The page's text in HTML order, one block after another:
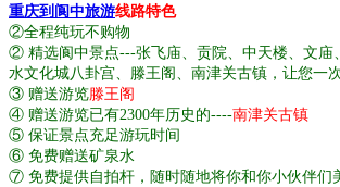
重庆到阆中旅游线路特色
②全程纯玩不购物
② 精选阆中景点---张飞庙、贡院、中天楼、文庙
水文化城八卦宫、滕王阁、南津关古镇，让您一
③ 赠送游览滕王阁
④ 赠送游览已有2300年历史的----南津关古镇
⑤ 保证景点充足游玩时间
⑥ 免费赠送矿泉水
⑦ 免费提供自拍杆，随时随地将你和你小伙伴们